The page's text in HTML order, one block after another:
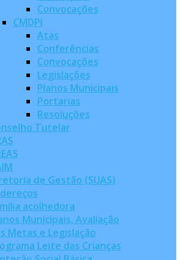
Convocações
CMDPI
Atas
Conferências
Convocações
Legislações
Planos Municipais
Portarias
Resoluções
Tutelar
de Gestão (SUAS)
acolhedora
Municipais, Avaliação
Metas e Legislação
Leite das Crianças